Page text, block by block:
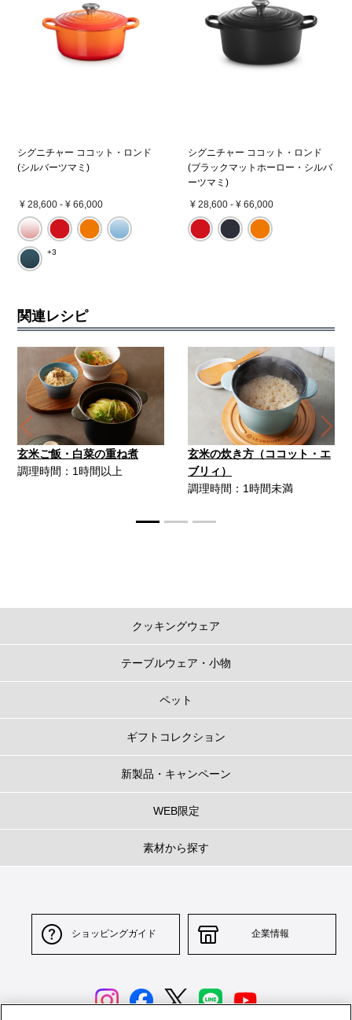
シグニチャー ココット・ロンド
(シルバーツマミ)
¥ 28,600 - ¥ 66,000
+3
シグニチャー ココット・ロンド
(ブラックマットホーロー・シルバ
ーツマミ)
¥ 28,600 - ¥ 66,000
関連レシピ
玄米ご飯・白菜の重ね煮
調理時間：1時間以上
玄米の炊き方（ココット・エ
ブリィ）
調理時間：1時間未満
Previous
クッキングウェア
テーブルウェア・小物
ペット
ギフトコレクション
新製品・キャンペーン
WEB限定
素材から探す
ショッピングガイド 企業情報